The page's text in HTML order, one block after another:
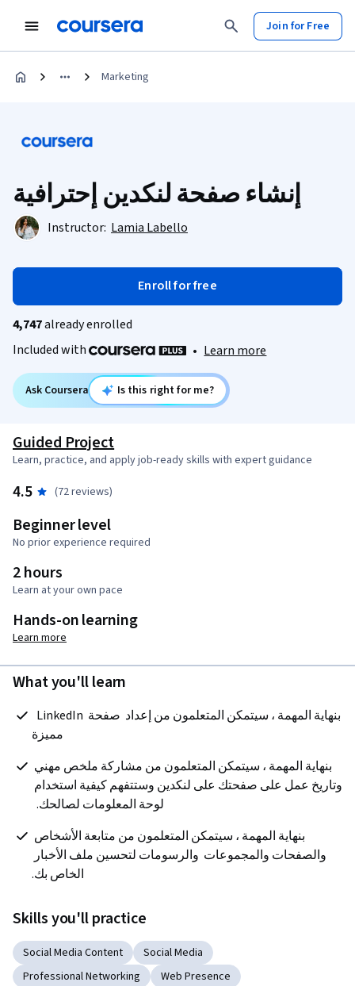
Join for Free
Marketing
إنشاء صفحة لنكدين إحترافية
Instructor: Lamia Labello
Enroll for free
4,747already enrolled
Included with
• Learn more
Ask Coursera Is this right for me?
Guided Project
Learn, practice, and apply job-ready skills with expert guidance
4.5 (72 reviews)
Beginner level
No prior experience required
2 hours
Learn at your own pace
Hands-on learning
Learn more
What you'll learn
مميزة
لوحة المعلومات لصالحك.
الخاص بك.
Skills you'll practice
Social Media Content
Social Media
Professional Networking
Web Presence